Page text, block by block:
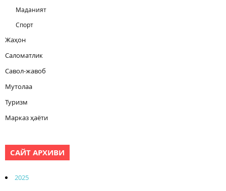
Маданият
Спорт
Жаҳон
Саломатлик
Савол-жавоб
Мутолаа
Туризм
Марказ ҳаёти
САЙТ АРХИВИ
2025